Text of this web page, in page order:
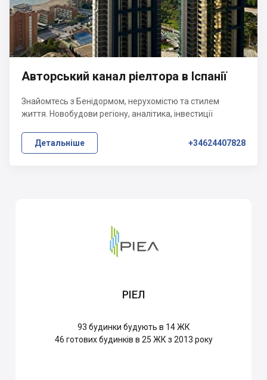
Авторський канал ріелтора в Іспанії
Знайомтесь з Бенідормом, нерухомістю та стилем
життя. Новобудови регіону, аналітика, інвестиції
Детальніше +34624407828
РІЕЛ
93 будинки будують в 14 ЖК
46 готових будинків в 25 ЖК з 2013 року